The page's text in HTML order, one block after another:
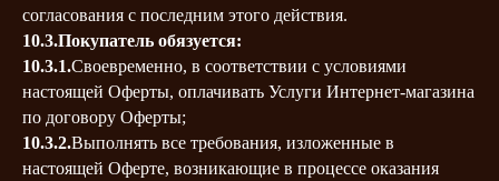
согласования с последним этого действия.
10.3.Покупатель обязуется:
10.3.1.Своевременно, в соответствии с условиями
настоящей Оферты, оплачивать Услуги Интернет-магазина
по договору Оферты;
10.3.2.Выполнять все требования, изложенные в
настоящей Оферте, возникающие в процессе оказания